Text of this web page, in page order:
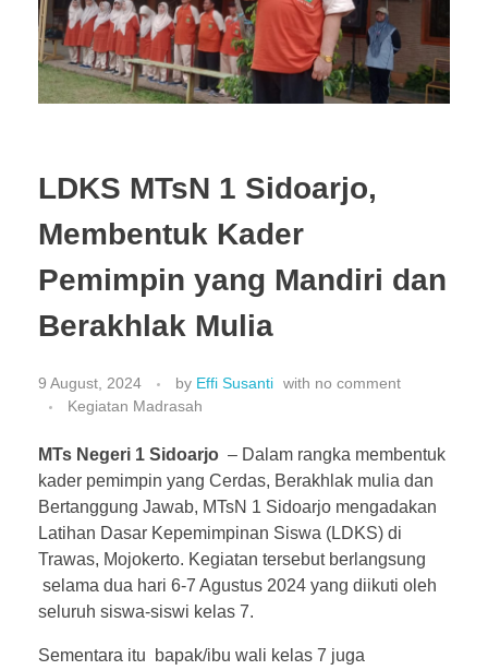
LDKS MTsN 1 Sidoarjo,
Membentuk Kader
Pemimpin yang Mandiri dan
Berakhlak Mulia
9 August, 2024 by Effi Susanti with no comment
Kegiatan Madrasah
MTs Negeri 1 Sidoarjo – Dalam rangka membentuk
kader pemimpin yang Cerdas, Berakhlak mulia dan
Bertanggung Jawab, MTsN 1 Sidoarjo mengadakan
Latihan Dasar Kepemimpinan Siswa (LDKS) di
Trawas, Mojokerto. Kegiatan tersebut berlangsung
selama dua hari 6-7 Agustus 2024 yang diikuti oleh
seluruh siswa-siswi kelas 7.
Sementara itu bapak/ibu wali kelas 7 juga